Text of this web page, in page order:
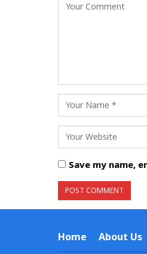
Save my name,
Home About Us